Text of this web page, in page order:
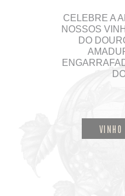
CELEBRE A
NOSSOS
DO
VINHO